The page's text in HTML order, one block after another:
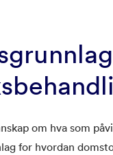
om hva som
for hvordan